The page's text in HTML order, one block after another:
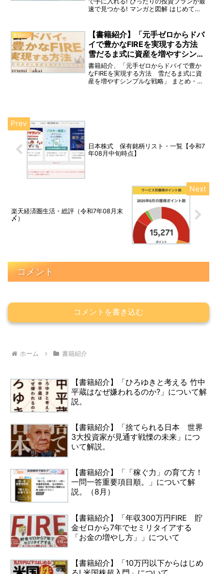
速で見つかる! マンガと図解 はじめての
り国内でも注目されるようになりまし
た。本書では、誰でもできる「サイド
FIRE」に特化して解説しています。
書籍紹介
【書籍紹介】「元手ゼロからドバ
イで豊かなFIREを実現する方法
雪だるま式に資産を増やすシンプ
ルな戦略」について解説。
書籍紹介、「元手ゼロからドバイで豊か
なFIREを実現する方法 雪だるま式に資
産を増やすシンプルな戦略」 まとめ・紹
日本株式 保有銘柄リスト・一覧【令和7
年08月中旬時点】
楽天経済圏生活・総評（令和7年08月末
〆）
コメント
コメントを書き込む
ホーム 書籍紹介
【書籍紹介】「ひろゆきと考える 竹中
平蔵はなぜ嫌われるのか?」について解
説。
【書籍紹介】「捨てられる日本 世界
3大投資家が見通す戦慄の未来」につ
いて解説。
【書籍紹介】「「稼ぐ力」の育て方！
一問一答重要項目順。」について解
説。（8月）
【書籍紹介】「年収300万円FIRE 貯
金ゼロから7年でセミリタイアする
「お金の増やし方」」について
【書籍紹介】「10万円以下からはじめ